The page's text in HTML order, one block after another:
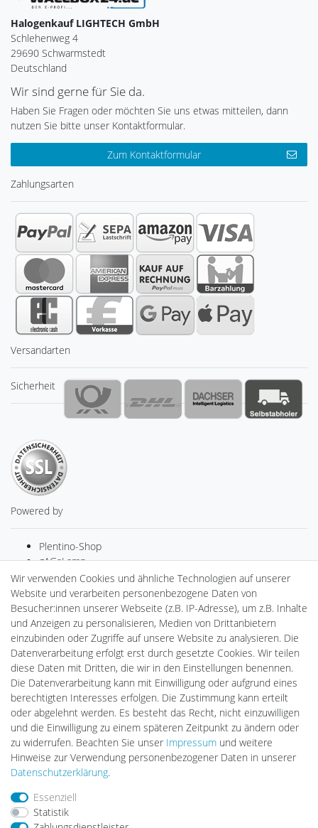
Halogenkauf LIGHTECH GmbH
Schlehenweg 4
29690 Schwarmstedt
Deutschland
Wir sind gerne für Sie da.
Haben Sie Fragen oder möchten Sie uns etwas mitteilen, dann
nutzen Sie bitte unser Kontaktformular.
Zum Kontaktformular
Zahlungsarten
Versandarten
Sicherheit
Powered by
Plentino-Shop
gAGaLamp
Drohnenstore24
Cardanlight-Shop
Batteriespeicher
PlentiSolar
Gebrauchtlicht
Ledkauf
DEYESOLAR
Lightech Connect
CardanLight Europe
FORTIMO LEDs
LED-RETROSHOP
MeinUSB
Impressum
Wir verwenden Cookies und ähnliche Technologien auf unserer
Website und verarbeiten personenbezogene Daten von
Besucher:innen unserer Webseite (z.B. IP-Adresse), um z.B. Inhalte
und Anzeigen zu personalisieren, Medien von Drittanbietern
einzubinden oder Zugriffe auf unsere Website zu analysieren. Die
Datenverarbeitung erfolgt erst durch gesetzte Cookies. Wir teilen
diese Daten mit Dritten, die wir in den Einstellungen benennen.
Die Datenverarbeitung kann mit Einwilligung oder aufgrund eines
berechtigten Interesses erfolgen. Die Zustimmung kann erteilt
oder abgelehnt werden. Es besteht das Recht, nicht einzuwilligen
und die Einwilligung zu einem späteren Zeitpunkt zu ändern oder
zu widerrufen. Beachten Sie unser Impressum und weitere
Hinweise zur Verwendung personenbezogener Daten in unserer
Daten­schutz­erklärung.
Essenziell
Statistik